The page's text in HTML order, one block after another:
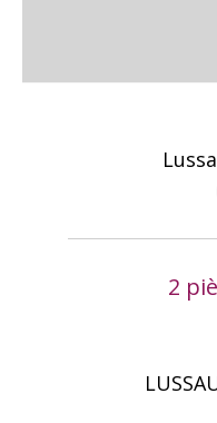
2